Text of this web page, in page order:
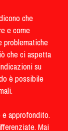
che
e come
problematiche
che ci aspetta
su
è possibile
e approfondito.
Mai